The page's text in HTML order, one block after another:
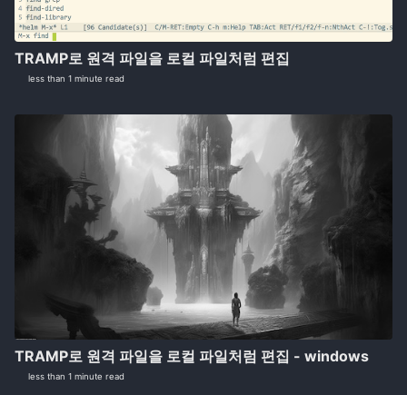
TRAMP로 원격 파일을 로컬 파일처럼 편집
less than 1 minute read
TRAMP로 원격 파일을 로컬 파일처럼 편집 - windows
less than 1 minute read